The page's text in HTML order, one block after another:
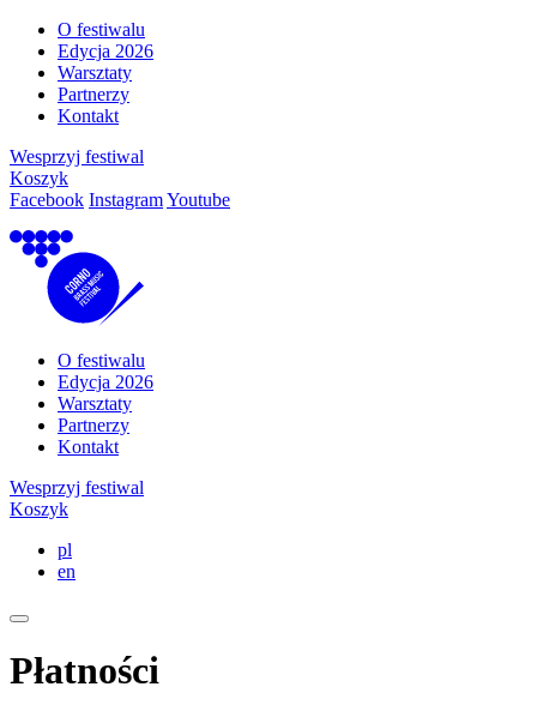
O festiwalu
Edycja 2026
Warsztaty
Partnerzy
Kontakt
Wesprzyj festiwal
Koszyk
Facebook InstagramYoutube
O festiwalu
Edycja 2026
Warsztaty
Partnerzy
Kontakt
Wesprzyj festiwal
Koszyk
pl
en
Płatności